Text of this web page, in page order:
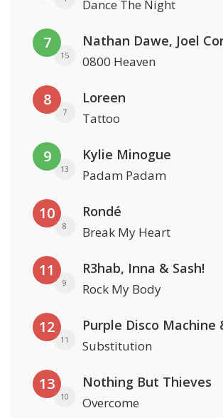
Dance The Night
7
15 0800 Heaven
8
7
Loreen
Tattoo
9
13
Kylie Minogue
Padam Padam
10
8
Rondé
Break My Heart
11
9
R3hab, Inna & Sash!
Rock My Body
12
11
Purple Disco Machine
Substitution
13
10
Nothing But Thieves
Overcome